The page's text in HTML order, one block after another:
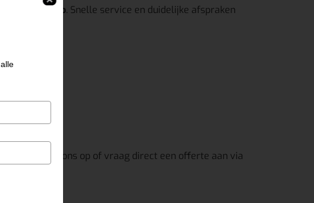
Venlo. Snelle service en duidelijke afspraken
contact met ons op of vraag direct een offerte aan via